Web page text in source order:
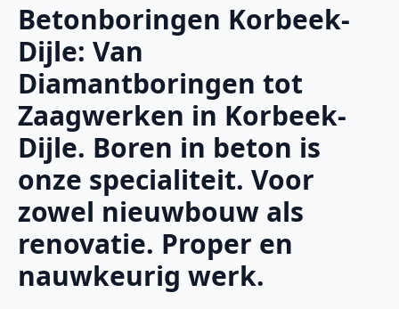
Betonboringen Korbeek-
Dijle: Van
Diamantboringen tot
Zaagwerken in Korbeek-
Dijle. Boren in beton is
onze specialiteit. Voor
zowel nieuwbouw als
renovatie. Proper en
nauwkeurig werk.